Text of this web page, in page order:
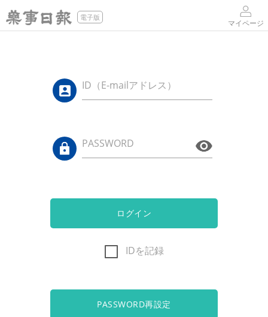
電子版
マイページ
ID（E-mailアドレス）
PASSWORD
ログイン
IDを記録
PASSWORD再設定